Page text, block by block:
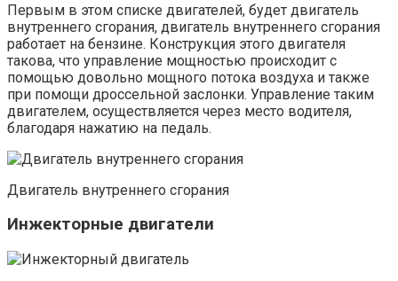
Первым в этом списке двигателей, будет двигатель
внутреннего сгорания, двигатель внутреннего сгорания
работает на бензине. Конструкция этого двигателя
такова, что управление мощностью происходит с
помощью довольно мощного потока воздуха и также
при помощи дроссельной заслонки. Управление таким
двигателем, осуществляется через место водителя,
благодаря нажатию на педаль.
Двигатель внутреннего сгорания
Инжекторные двигатели